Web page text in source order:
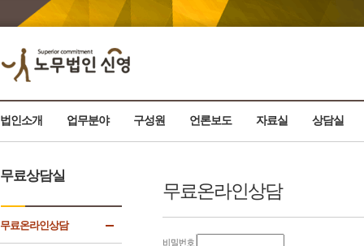
법인소개 업무분야 구성원 언론보도 자료실 상담실
무료상담실
무료온라인상담
무료온라인상담